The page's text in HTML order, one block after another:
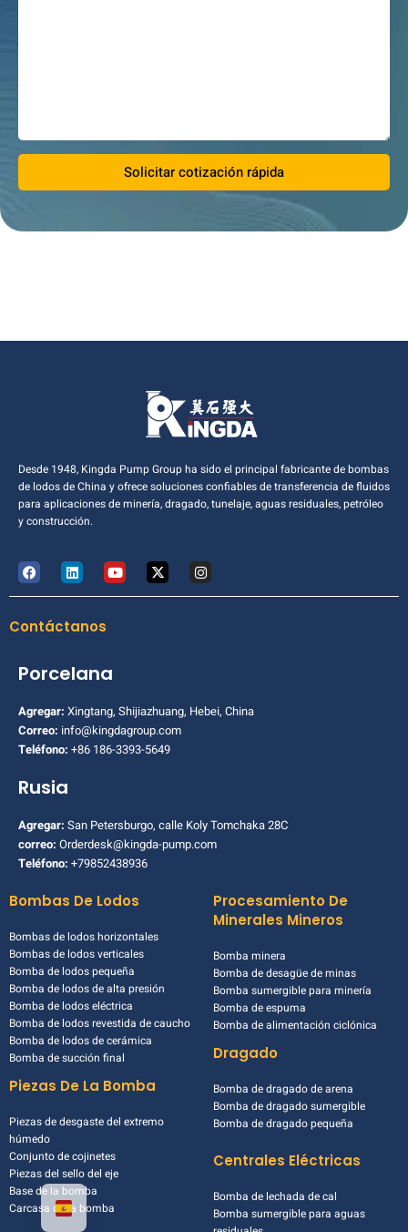
Solicitar cotización rápida
Desde 1948, Kingda Pump Group ha sido el principal fabricante de bombas
de lodos de China y ofrece soluciones confiables de transferencia de fluidos
para aplicaciones de minería, dragado, tunelaje, aguas residuales, petróleo
y construcción.
Contáctanos
Porcelana
Agregar: Xingtang, Shijiazhuang, Hebei, China
Correo: info@kingdagroup.com
Teléfono: +86 186-3393-5649
Rusia
Agregar: San Petersburgo, calle Koly Tomchaka 28C
correo: Orderdesk@kingda-pump.com
Teléfono: +79852438936
Bombas De Lodos
Bombas de lodos horizontales
Bombas de lodos verticales
Bomba de lodos pequeña
Bomba de lodos de alta presión
Bomba de lodos eléctrica
Bomba de lodos revestida de caucho
Bomba de lodos de cerámica
Bomba de succión final
Piezas De La Bomba
Piezas de desgaste del extremo
húmedo
Conjunto de cojinetes
Piezas del sello del eje
Base de la bomba
Carcasa de la bomba
Procesamiento De
Minerales Mineros
Bomba minera
Bomba de desagüe de minas
Bomba sumergible para minería
Bomba de espuma
Bomba de alimentación ciclónica
Dragado
Bomba de dragado de arena
Bomba de dragado sumergible
Bomba de dragado pequeña
Centrales Eléctricas
Bomba de lechada de cal
Bomba sumergible para aguas